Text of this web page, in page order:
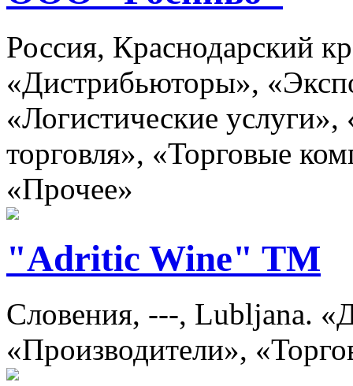
Россия, Краснодарский
«Дистрибьюторы»,
«Логистические
торговля», «Торговые
«Прочее»
"Adritic Wine" TM
Словения, ---, Lubljana.
«Производители»,